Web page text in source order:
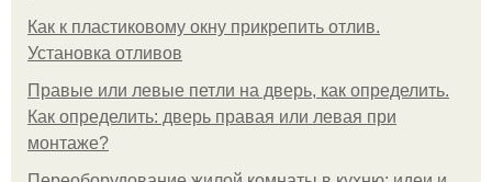
Как к пластиковому окну прикрепить отлив.
Установка отливов
Правые или левые петли на дверь, как определить.
Как определить: дверь правая или левая при
монтаже?